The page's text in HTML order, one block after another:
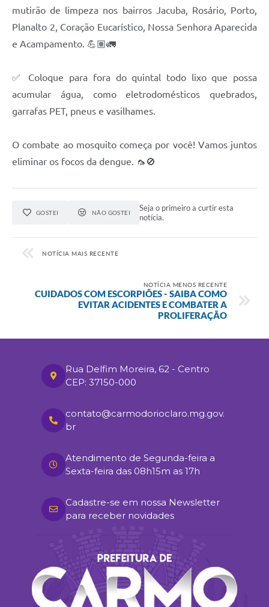
mutirão de limpeza nos bairros Jacuba, Rosário, Porto,
Planalto 2, Coração Eucarístico, Nossa Senhora Aparecida
e Acampamento. 💪🏽🚛
✅ Coloque para fora do quintal todo lixo que possa
acumular água, como eletrodomésticos quebrados,
garrafas PET, pneus e vasilhames.
O combate ao mosquito começa por você! Vamos juntos
eliminar os focos da dengue. 🦟🚫
GOSTEI NÃO GOSTEI
Seja o primeiro a curtir esta
notícia.
NOTÍCIA MAIS RECENTE
NOTÍCIA MENOS RECENTE
CUIDADOS COM ESCORPIÕES - SAIBA COMO
EVITAR ACIDENTES E COMBATER A
PROLIFERAÇÃO
Rua Delfim Moreira, 62 - Centro
CEP: 37150-000
contato@carmodorioclaro.mg.gov.
br
Atendimento de Segunda-feira a
Sexta-feira das 08h15m as 17h
Cadastre-se em nossa Newsletter
para receber novidades